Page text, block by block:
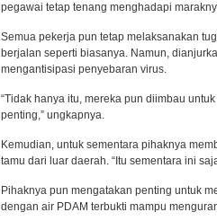
pegawai tetap tenang menghadapi
Semua pekerja pun tetap melaksanakan
berjalan seperti biasanya. Namun,
mengantisipasi penyebaran virus.
“Tidak hanya itu, mereka pun diimbau
penting,” ungkapnya.
Kemudian, untuk sementara pihaknya
tamu dari luar daerah. “Itu sementara ini
Pihaknya pun mengatakan penting untuk
dengan air PDAM terbukti mampu